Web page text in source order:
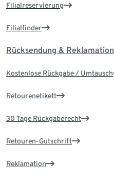
Filialreservierung
Filialfinder
Rücksendung & Reklamation
Kostenlose Rückgabe / Umtausch
Retourenetikett
30 Tage Rückgaberecht
Retouren-Gutschrift
Reklamation